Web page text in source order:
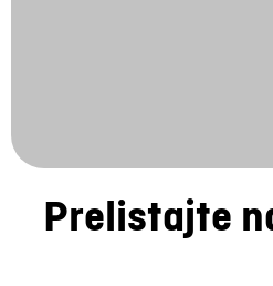
Prelistajte